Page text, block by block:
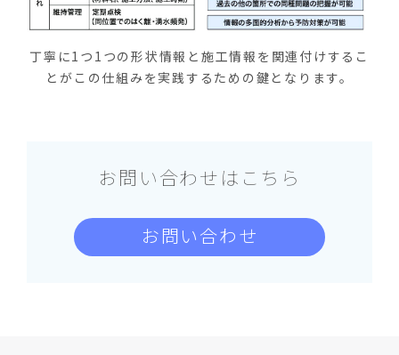
丁寧に1つ1つの形状情報と施工情報を関連付けするこ
とがこの仕組みを実践するための鍵となります。
お問い合わせはこちら
お問い合わせ